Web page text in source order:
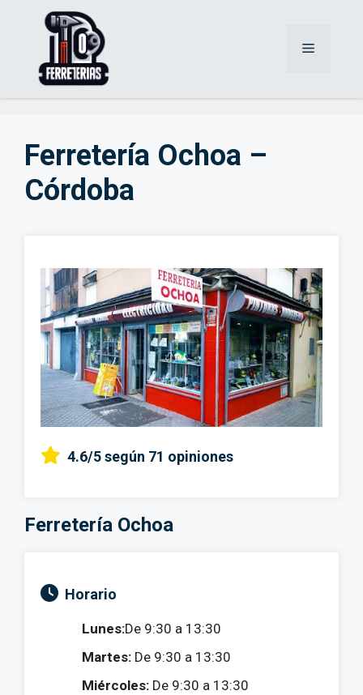
Menú
Ferretería Ochoa –
Córdoba
4.6/5según 71 opiniones
Ferretería Ochoa
Horario
Lunes:De 9:30 a 13:30
Martes: De 9:30 a 13:30
Miércoles: De 9:30 a 13:30